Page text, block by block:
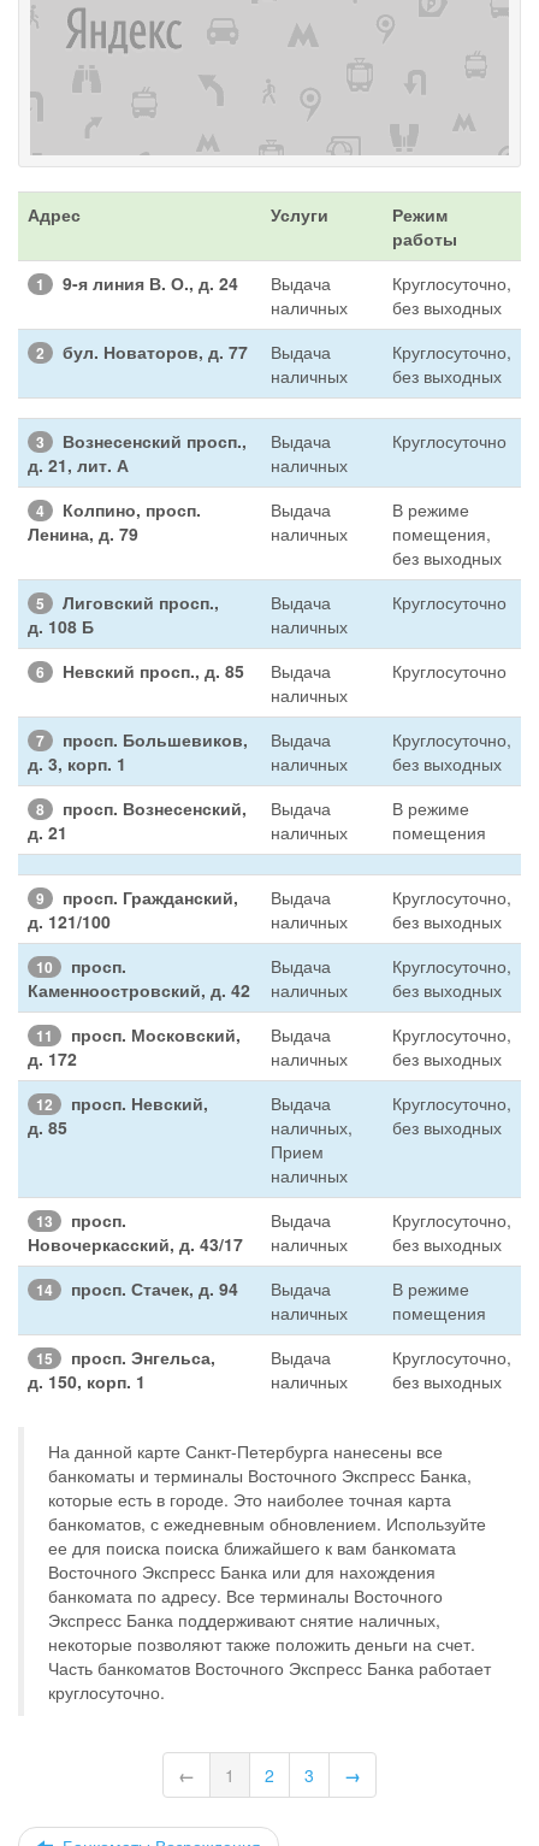
Адрес Услуги
Режим
работы
1 9-я линия В. О., д. 24
Выдача
наличных
Круглосуточно,
без выходных
2 бул. Новаторов, д. 77
Выдача
наличных
Круглосуточно,
без выходных
3
Вознесенский просп.,
д. 21, лит. А
Выдача
наличных
Круглосуточно
4
Колпино, просп.
Ленина, д. 79
Выдача
наличных
В режиме
помещения,
без выходных
5
Лиговский просп.,
д. 108 Б
Выдача
наличных
Круглосуточно
6 Невский просп., д. 85
Выдача
наличных
Круглосуточно
7
просп. Большевиков,
д. 3, корп. 1
Выдача
наличных
Круглосуточно,
без выходных
8
просп. Вознесенский,
д. 21
Выдача
наличных
В режиме
помещения
9
просп. Гражданский,
д. 121/100
Выдача
наличных
Круглосуточно,
без выходных
10
просп.
Каменноостровский, д. 42
Выдача
наличных
Круглосуточно,
без выходных
11
просп. Московский,
д. 172
Выдача
наличных
Круглосуточно,
без выходных
12
просп. Невский,
д. 85
Выдача
наличных,
Прием
наличных
Круглосуточно,
без выходных
13
просп.
Новочеркасский, д. 43/17
Выдача
наличных
Круглосуточно,
без выходных
14 просп. Стачек, д. 94
Выдача
наличных
В режиме
помещения
15
просп. Энгельса,
д. 150, корп. 1
Выдача
наличных
Круглосуточно,
без выходных
На данной карте Санкт-Петербурга нанесены все
банкоматы и терминалы Восточного Экспресс Банка,
которые есть в городе. Это наиболее точная карта
банкоматов, с ежедневным обновлением. Используйте
ее для поиска поиска ближайшего к вам банкомата
Восточного Экспресс Банка или для нахождения
банкомата по адресу. Все терминалы Восточного
Экспресс Банка поддерживают снятие наличных,
некоторые позволяют также положить деньги на счет.
Часть банкоматов Восточного Экспресс Банка работает
круглосуточно.
← 1 2 3 →